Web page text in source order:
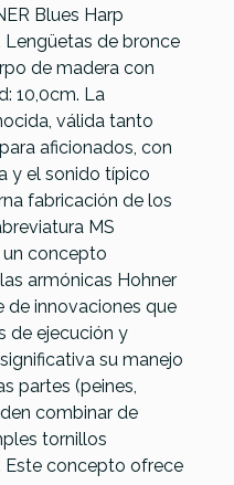
Blues Harp
de bronce
de madera con
10,0cm. La
válida tanto
aficionados, con
y el sonido típico
fabricación de los
MS
un concepto
armónicas Hohner
de innovaciones que
de ejecución y
su manejo
partes (peines,
combinar de
tornillos
Este concepto ofrece
Armonica
Blues Harp
MS MI-E
mayor 20
voces
Armonica
Blues Harp
MS SI-(B)
mayor 20
voces
33,00 € 32,00 €
para comparar